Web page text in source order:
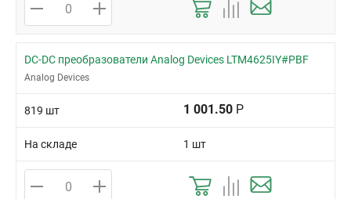
DC-DC преобразователи Analog Devices LTM4625IY#PBF
Analog Devices
819 шт 1 001.50 Р
На складе 1 шт